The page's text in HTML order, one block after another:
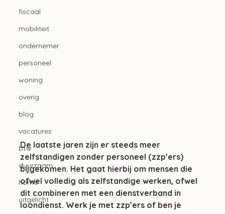
fiscaal
mobiliteit
ondernemer
personeel
woning
overig
blog
vacatures
btw
duurzaam
home
uitgelicht
De laatste jaren zijn er steeds meer
zelfstandigen zonder personeel (zzp’ers)
bijgekomen. Het gaat hierbij om mensen die
ofwel volledig als zelfstandige werken, ofwel
dit combineren met een dienstverband in
loondienst. Werk je met zzp’ers of ben je